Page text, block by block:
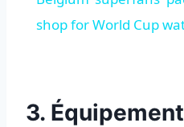
shop for World Cup
3.